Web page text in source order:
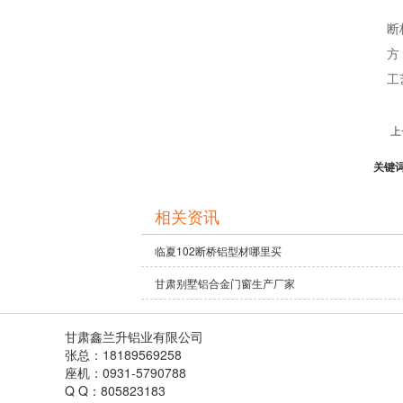
断
方
工
关键
相关资讯
临夏102断桥铝型材哪里买
甘肃别墅铝合金门窗生产厂家
甘肃鑫兰升铝业有限公司
张总：18189569258
座机：0931-5790788
Q Q：805823183